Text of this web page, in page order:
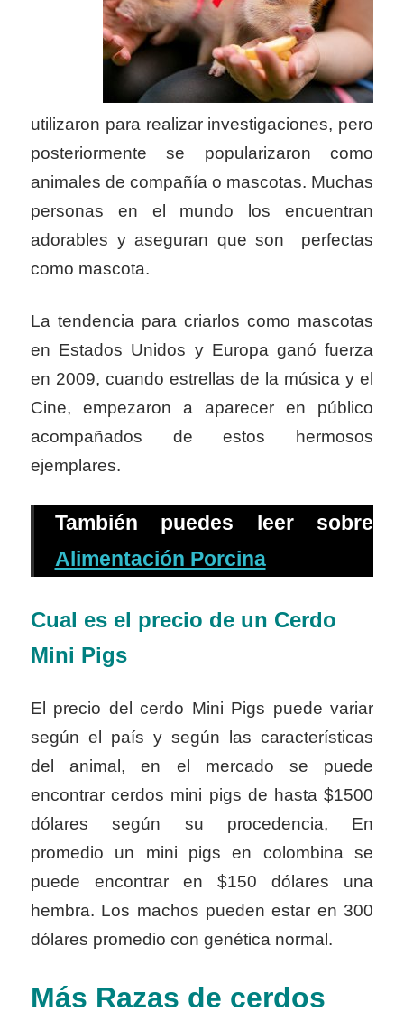
utilizaron para realizar investigaciones, pero
posteriormente se popularizaron como
animales de compañía o mascotas. Muchas
personas en el mundo los encuentran
adorables y aseguran que son perfectas
como mascota.
La tendencia para criarlos como mascotas
en Estados Unidos y Europa ganó fuerza
en 2009, cuando estrellas de la música y el
Cine, empezaron a aparecer en público
acompañados de estos hermosos
ejemplares.
También puedes leer sobre
Alimentación Porcina
Cual es el precio de un Cerdo
Mini Pigs
El precio del cerdo Mini Pigs puede variar
según el país y según las características
del animal, en el mercado se puede
encontrar cerdos mini pigs de hasta $1500
dólares según su procedencia, En
promedio un mini pigs en colombina se
puede encontrar en $150 dólares una
hembra. Los machos pueden estar en 300
dólares promedio con genética normal.
Más Razas de cerdos